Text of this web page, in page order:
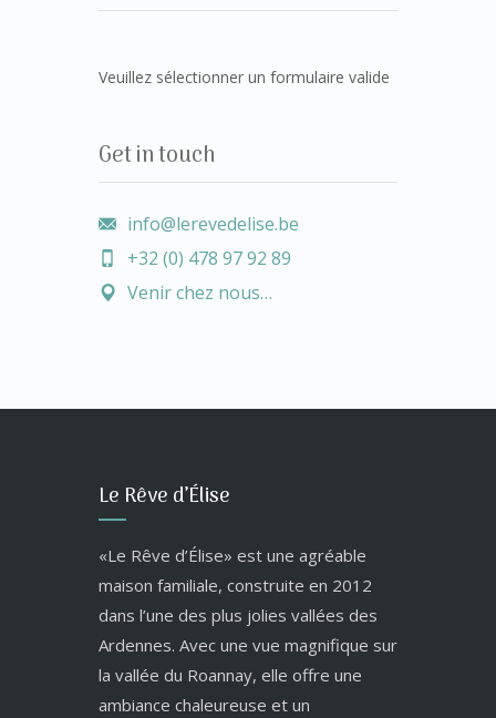
Veuillez sélectionner un formulaire valide
Get in touch
info@lerevedelise.be
+32 (0) 478 97 92 89
Venir chez nous…
Le Rêve d’Élise
«Le Rêve d’Élise» est une agréable
maison familiale, construite en 2012
dans l’une des plus jolies vallées des
Ardennes. Avec une vue magnifique sur
la vallée du Roannay, elle offre une
ambiance chaleureuse et un